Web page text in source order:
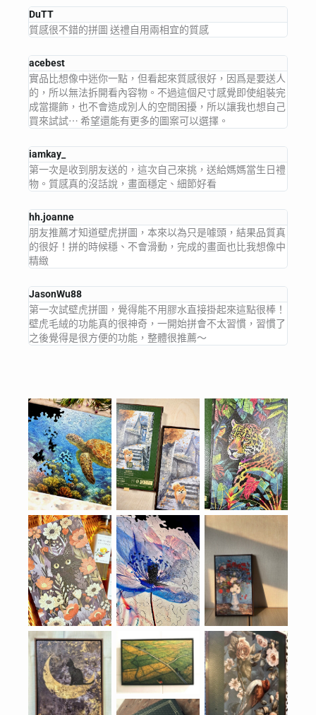
DuTT
質感很不錯的拼圖 送禮自用兩相宜的質感
acebest
實品比想像中迷你一點，但看起來質感很好，因爲是要送人
的，所以無法拆開看內容物。不過這個尺寸感覺即使組裝完
成當擺飾，也不會造成別人的空間困擾，所以讓我也想自己
買來試試⋯ 希望還能有更多的圖案可以選擇。
iamkay_
第一次是收到朋友送的，這次自己來挑，送給媽媽當生日禮
物。質感真的沒話說，畫面穩定、細節好看
hh.joanne
朋友推薦才知道壁虎拼圖，本來以為只是噱頭，結果品質真
的很好！拼的時候穩、不會滑動，完成的畫面也比我想像中
精緻
JasonWu88
第一次試壁虎拼圖，覺得能不用膠水直接掛起來這點很棒！
壁虎毛絨的功能真的很神奇，一開始拼會不太習慣，習慣了
之後覺得是很方便的功能，整體很推薦～